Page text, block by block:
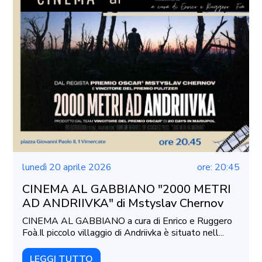
lunedì 20 aprile 2026 ore: 20:45
CINEMA AL GABBIANO "2000 METRI
AD ANDRIIVKA" di Mstyslav Chernov
CINEMA AL GABBIANO a cura di Enrico e Ruggero
Foà.Il piccolo villaggio di Andriivka è situato nell...
LEGGI TUTTO